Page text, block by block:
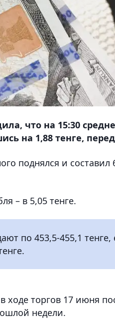
что на 15:30
на 1,88 тенге,
поднялся и составил
– в 5,05 тенге.
по 453,5-455,1 тенге,
торгов 17 июня
недели.